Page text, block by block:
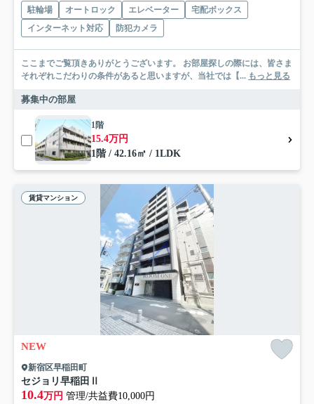
駐輪場 オートロック エレベーター
宅配ボックス
インターネット対応
防犯カメラ
ここまでご覧頂きありがとうございます。 お部屋探しの際には、皆さま
それぞれこだわりの条件があると思いますが、当社では【... もっと見る
募集中の部屋
1階
15.4万円
1階 / 42.16㎡ / 1LDK
賃貸マンション
NEW
新宿区早稲田町
セジョリ早稲田Ⅱ
10.4万円 管理/共益費10,000円